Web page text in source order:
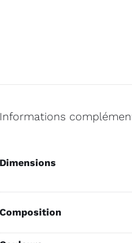
Informations
Dimensions
Composition